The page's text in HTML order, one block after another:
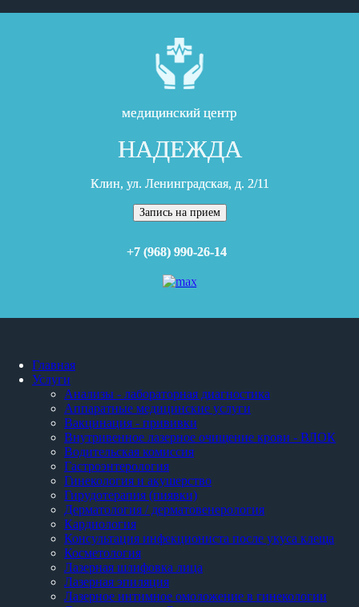
медицинский центр
НАДЕЖДА
Клин, ул. Ленинградская, д. 2/11
Запись на прием
+7 (968) 990-26-14
Главная
Услуги
Анализы - лабораторная диагностика
Аппаратные медицинские услуги
Вакцинация - прививки
Внутривенное лазерное очищение крови - ВЛОК
Водительская комиссия
Гастроэнтерология
Гинекология и акушерство
Гирудотерапия (пиявки)
Дерматология / дерматовенерология
Кардиология
Консультация инфекциониста после укуса клеща
Косметология
Лазерная шлифовка лица
Лазерная эпиляция
Лазерное интимное омоложение в гинекологии